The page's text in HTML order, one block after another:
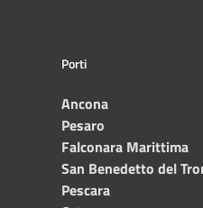
Porti
Ancona
Pesaro
Falconara Marittima
San Benedetto del
Pescara